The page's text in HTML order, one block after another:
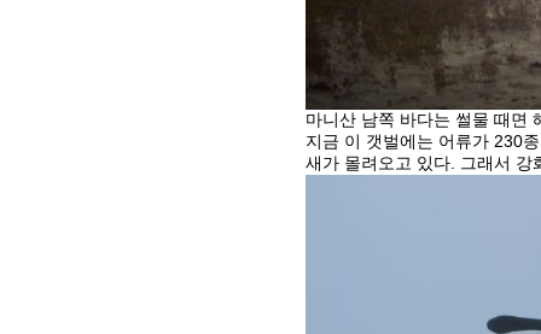
마니산 남쪽 바다는 썰물 때
지금 이 갯벌에는 어류가 230
새가 몰려오고 있다. 그래서 강